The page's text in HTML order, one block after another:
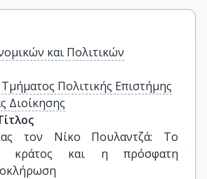
και Πολιτικών
Πολιτικής Επιστήμης
Διοίκησης
τον Νίκο Πουλαντζά: Το
κράτος και η πρόσφατη